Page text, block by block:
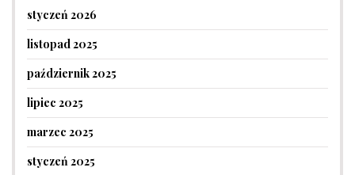
styczeń 2026
listopad 2025
październik 2025
lipiec 2025
marzec 2025
styczeń 2025